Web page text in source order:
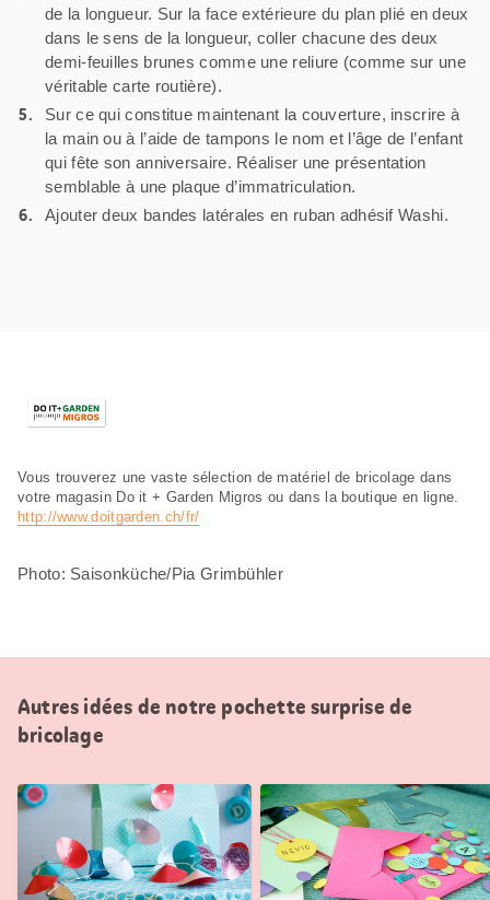
de la longueur. Sur la face extérieure du plan plié en deux
dans le sens de la longueur, coller chacune des deux
demi-feuilles brunes comme une reliure (comme sur une
véritable carte routière).
Sur ce qui constitue maintenant la couverture, inscrire à
la main ou à l’aide de tampons le nom et l’âge de l’enfant
qui fête son anniversaire. Réaliser une présentation
semblable à une plaque d’immatriculation.
Ajouter deux bandes latérales en ruban adhésif Washi.
Vous trouverez une vaste sélection de matériel de bricolage dans
votre magasin Do it + Garden Migros ou dans la boutique en ligne.
http://www.doitgarden.ch/fr/
Photo: Saisonküche/Pia Grimbühler
Autres idées de notre pochette surprise de
bricolage